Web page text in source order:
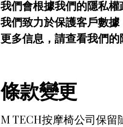
我們會根據我們的隱私權
我們致力於保護客戶數據
更多信息，請查看我們的
條款變更
M TECH按摩椅公司保